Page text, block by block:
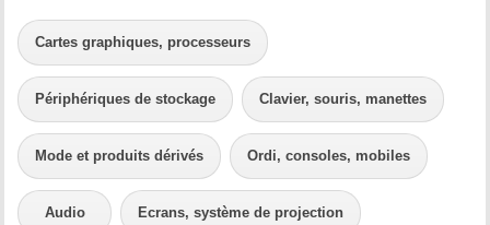
Cartes graphiques, processeurs
Périphériques de stockage Clavier, souris, manettes
Mode et produits dérivés Ordi, consoles, mobiles
Audio Ecrans, système de projection